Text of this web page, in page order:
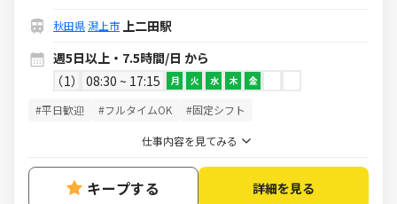
秋田県潟上市 上二田駅
週5日以上・7.5時間/日 から
1
08:30 ~ 17:15 月 火 水 木 金
#平日歓迎 #フルタイムOK #固定シフト
仕事内容を見てみる
キープする 詳細を見る